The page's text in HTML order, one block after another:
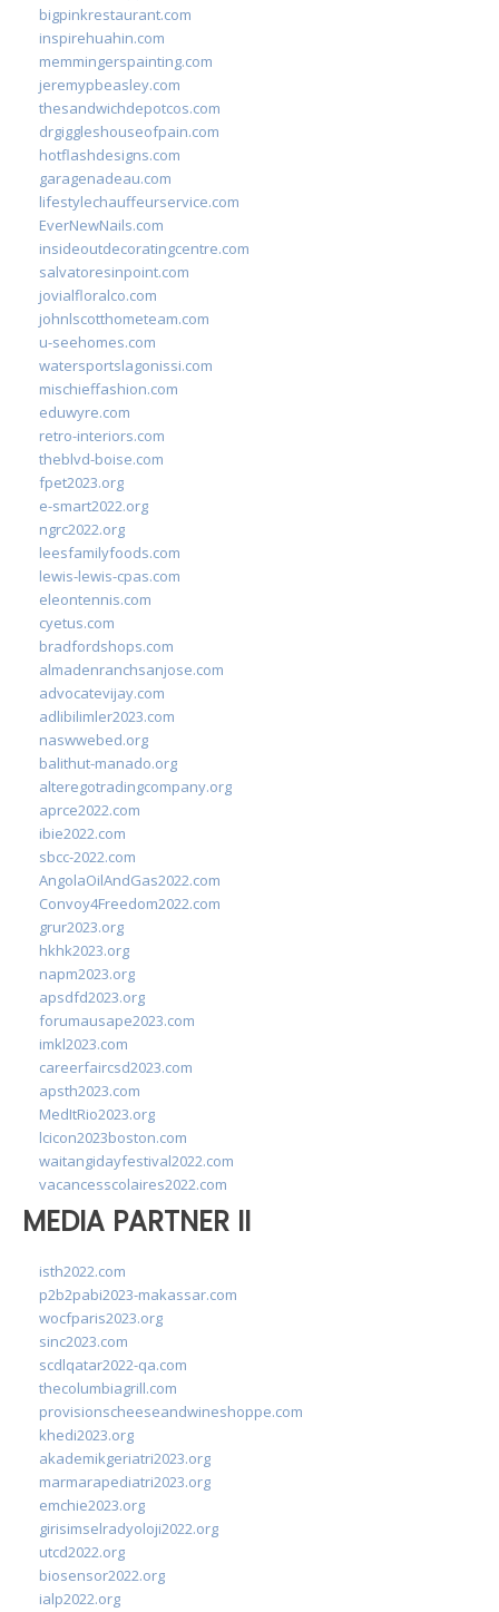
bigpinkrestaurant.com
inspirehuahin.com
memmingerspainting.com
jeremypbeasley.com
thesandwichdepotcos.com
drgiggleshouseofpain.com
hotflashdesigns.com
garagenadeau.com
lifestylechauffeurservice.com
EverNewNails.com
insideoutdecoratingcentre.com
salvatoresinpoint.com
jovialfloralco.com
johnlscotthometeam.com
u-seehomes.com
watersportslagonissi.com
mischieffashion.com
eduwyre.com
retro-interiors.com
theblvd-boise.com
fpet2023.org
e-smart2022.org
ngrc2022.org
leesfamilyfoods.com
lewis-lewis-cpas.com
eleontennis.com
cyetus.com
bradfordshops.com
almadenranchsanjose.com
advocatevijay.com
adlibilimler2023.com
naswwebed.org
balithut-manado.org
alteregotradingcompany.org
aprce2022.com
ibie2022.com
sbcc-2022.com
AngolaOilAndGas2022.com
Convoy4Freedom2022.com
grur2023.org
hkhk2023.org
napm2023.org
apsdfd2023.org
forumausape2023.com
imkl2023.com
careerfaircsd2023.com
apsth2023.com
MedItRio2023.org
lcicon2023boston.com
waitangidayfestival2022.com
vacancesscolaires2022.com
MEDIA PARTNER II
isth2022.com
p2b2pabi2023-makassar.com
wocfparis2023.org
sinc2023.com
scdlqatar2022-qa.com
thecolumbiagrill.com
provisionscheeseandwineshoppe.com
khedi2023.org
akademikgeriatri2023.org
marmarapediatri2023.org
emchie2023.org
girisimselradyoloji2022.org
utcd2022.org
biosensor2022.org
ialp2022.org